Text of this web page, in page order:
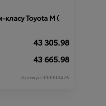
класу Toyota М (
43 305.98
43 665.98
Артикул:000003476